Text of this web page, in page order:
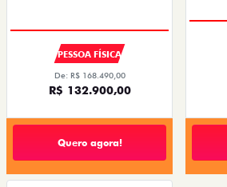
PESSOA FÍSICA
De: R$ 168.490,00
R$ 132.900,00
Quero agora!